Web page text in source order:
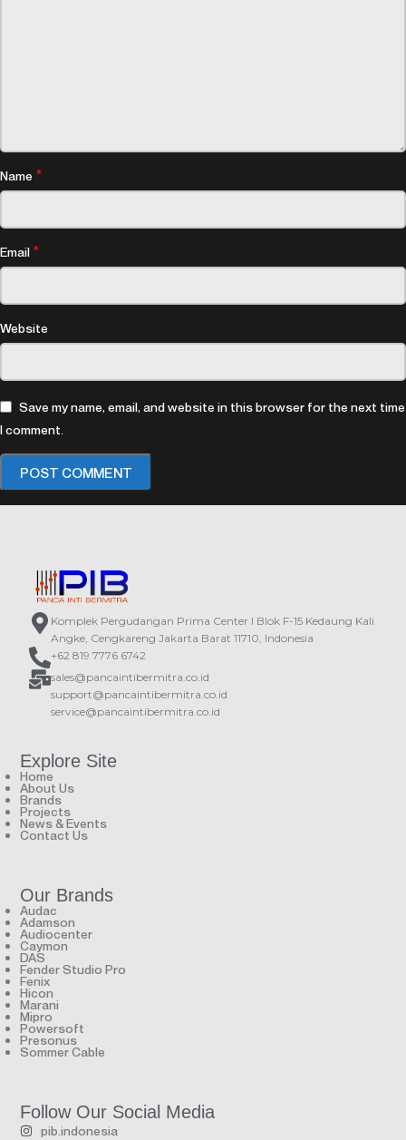
Name *
Email *
Website
Save my name, email, and website in this browser for the next time
I comment.
Komplek Pergudangan Prima Center I Blok F-15 Kedaung Kali
Angke, Cengkareng Jakarta Barat 11710, Indonesia
+62 819 7776 6742
sales@pancaintibermitra.co.id
support@pancaintibermitra.co.id
service@pancaintibermitra.co.id
Explore Site
Home
About Us
Brands
Projects
News & Events
Contact Us
Our Brands
Audac
Adamson
Audiocenter
Caymon
DAS
Fender Studio Pro
Fenix
Hicon
Marani
Mipro
Powersoft
Presonus
Sommer Cable
Follow Our Social Media
pib.indonesia